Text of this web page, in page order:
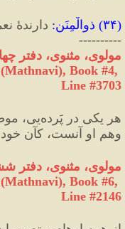
(۳۴) ذوالْمِنَن: دارندهٔ نعمت‌ها و
----------
مولوی، مثنوی، دفتر
Book #4,
Line #3703
هر یکی در پَرده‌یی، موصول خُوست
وهمِ او آنست، کآن
مولوی، مثنوی، دفتر
Book #6,
Line #2146